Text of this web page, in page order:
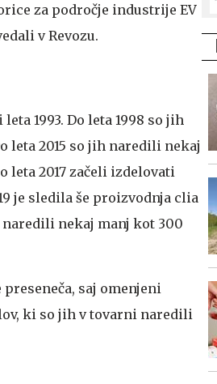
za področje industrije EV
v Revozu.
1993. Do leta 1998 so jih
leta 2015 so jih naredili nekaj
2017 začeli izdelovati
je sledila še proizvodnja clia
nekaj manj kot 300
saj omenjeni
ki so jih v tovarni naredili